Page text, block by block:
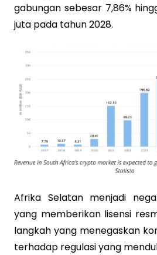
gabungan sebesar 7,86%
juta pada tahun 2028.
Afrika Selatan menjadi
yang memberikan lisensi
langkah yang menegaskan
terhadap regulasi yang